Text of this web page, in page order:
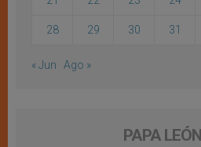
28 29 30 31
« Jun Ago »
PAPA